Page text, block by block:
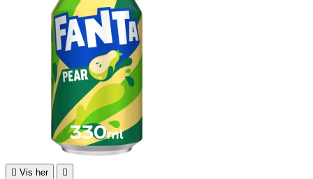
 Vis her 